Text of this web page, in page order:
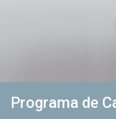
Programa de